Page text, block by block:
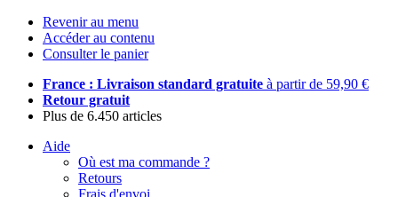
Revenir au menu
Accéder au contenu
Consulter le panier
France : Livraison standard gratuite à partir de 59,90 €
Retour gratuit
Plus de 6.450 articles
Aide
Où est ma commande ?
Retours
Frais d'envoi